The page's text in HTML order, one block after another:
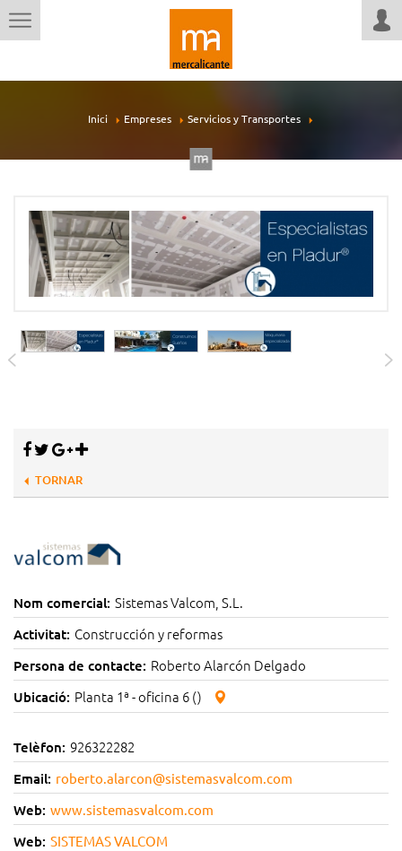
Inici Empreses Servicios y Transportes
TORNAR
Nom comercial: Sistemas Valcom, S.L.
Activitat: Construcción y reformas
Persona de contacte: Roberto Alarcón Delgado
Ubicació: Planta 1ª - oficina 6 ()
Telèfon: 926322282
Email: roberto.alarcon@sistemasvalcom.com
Web: www.sistemasvalcom.com
Web: SISTEMAS VALCOM